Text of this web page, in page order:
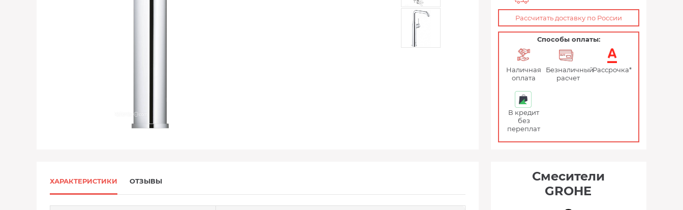
Рассчитать доставку по России
Способы оплаты:
Наличная
оплата
Безналичный
расчет
Рассрочка*
В кредит
без
переплат
ХАРАКТЕРИСТИКИ ОТЗЫВЫ
Смесители
GROHE